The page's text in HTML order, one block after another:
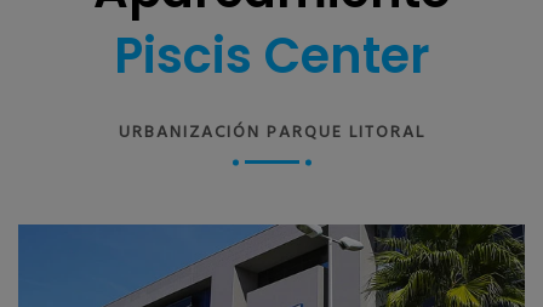
Piscis Center
URBANIZACIÓN PARQUE LITORAL